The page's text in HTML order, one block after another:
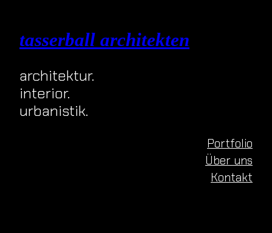
springen
tasserball architekten
architektur.
interior.
urbanistik.
Portfolio
Über uns
Kontakt